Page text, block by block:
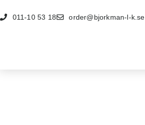
011-10 53 18 order@bjorkman-l-k.se